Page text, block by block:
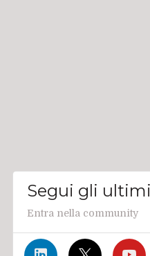
Segui gli
Entra nella community